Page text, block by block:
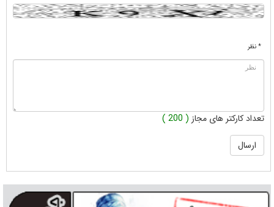
* نظر
تعداد کارکتر های مجاز ( 200 )